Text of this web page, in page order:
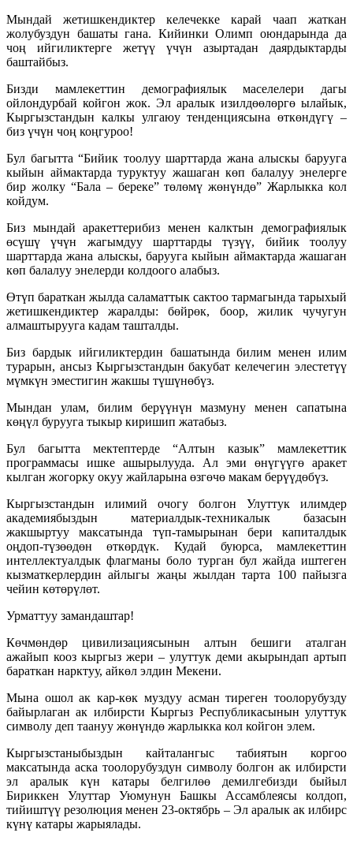
Мындай жетишкендиктер келечекке карай чаап жаткан
жолубуздун башаты гана. Кийинки Олимп оюндарында да
чоң ийгиликтерге жетүү үчүн азыртадан даярдыктарды
баштайбыз.
Бизди мамлекеттин демографиялык маселелери дагы
ойлондурбай койгон жок. Эл аралык изилдөөлөргө ылайык,
Кыргызстандын калкы улгаюу тенденциясына өткөндүгү –
биз үчүн чоң коңгуроо!
Бул багытта “Бийик тоолуу шарттарда жана алыскы барууга
кыйын аймактарда туруктуу жашаган көп балалуу энелерге
бир жолку “Бала – береке” төлөмү жөнүндө” Жарлыкка кол
койдум.
Биз мындай аракеттерибиз менен калктын демографиялык
өсүшү үчүн жагымдуу шарттарды түзүү, бийик тоолуу
шарттарда жана алыскы, барууга кыйын аймактарда жашаган
көп балалуу энелерди колдоого алабыз.
Өтүп бараткан жылда саламаттык сактоо тармагында тарыхый
жетишкендиктер жаралды: бөйрөк, боор, жилик чучугун
алмаштырууга кадам ташталды.
Биз бардык ийгиликтердин башатында билим менен илим
турарын, ансыз Кыргызстандын бакубат келечегин элестетүү
мүмкүн эместигин жакшы түшүнөбүз.
Мындан улам, билим берүүнүн мазмуну менен сапатына
көңүл бурууга тыкыр киришип жатабыз.
Бул багытта мектептерде “Алтын казык” мамлекеттик
программасы ишке ашырылууда. Ал эми өнүгүүгө аракет
кылган жогорку окуу жайларына өзгөчө макам берүүдөбүз.
Кыргызстандын илимий очогу болгон Улуттук илимдер
академиябыздын материалдык-техникалык базасын
жакшыртуу максатында түп-тамырынан бери капиталдык
оңдоп-түзөөдөн өткөрдүк. Кудай буюрса, мамлекеттин
интеллектуалдык флагманы боло турган бул жайда иштеген
кызматкерлердин айлыгы жаңы жылдан тарта 100 пайызга
чейин көтөрүлөт.
Урматтуу замандаштар!
Көчмөндөр цивилизациясынын алтын бешиги аталган
ажайып кооз кыргыз жери – улуттук деми акырындап артып
бараткан нарктуу, айкөл элдин Мекени.
Мына ошол ак кар-көк муздуу асман тиреген тоолорубузду
байырлаган ак илбирсти Кыргыз Республикасынын улуттук
символу деп таануу жөнүндө жарлыкка кол койгон элем.
Кыргызстаныбыздын кайталангыс табиятын коргоо
максатында аска тоолорубуздун символу болгон ак илбирсти
эл аралык күн катары белгилөө демилгебизди быйыл
Бириккен Улуттар Уюмунун Башкы Ассамблеясы колдоп,
тийиштүү резолюция менен 23-октябрь – Эл аралык ак илбирс
күнү катары жарыялады.